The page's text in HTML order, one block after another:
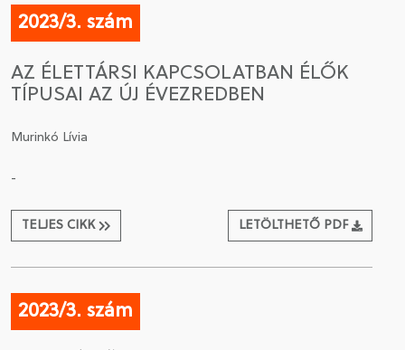
2023/3. szám
AZ ÉLETTÁRSI KAPCSOLATBAN ÉLŐK
TÍPUSAI AZ ÚJ ÉVEZREDBEN
Murinkó Lívia
-
TELJES CIKK LETÖLTHETŐ PDF
2023/3. szám